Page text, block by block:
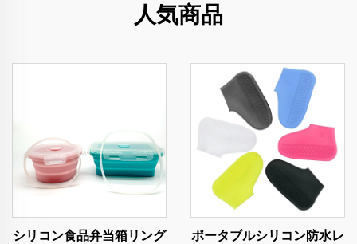
人気商品
シリコン食品弁当箱リング
ポータブルシリコン防水レ